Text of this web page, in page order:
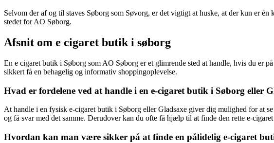
Selvom der af og til staves Søborg som Søvorg, er det vigtigt at huske, at der kun er
stedet for AO Søborg.
Afsnit om e cigaret butik i søborg
En e cigaret butik i Søborg som AO Søborg er et glimrende sted at handle, hvis du er
sikkert få en behagelig og informativ shoppingoplevelse.
Hvad er fordelene ved at handle i en e-cigaret butik i Søborg eller
At handle i en fysisk e-cigaret butik i Søborg eller Gladsaxe giver dig mulighed for at
og få svar med det samme. Derudover kan du ofte få hjælp til at finde den rette e-
Hvordan kan man være sikker på at finde en pålidelig e-cigaret